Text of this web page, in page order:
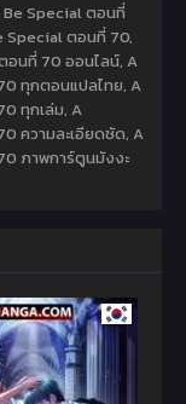
Be Special ตอนที่
Special ตอนที่ 70,
อนที่ 70 ออนไลน์, A
ทุกตอนแปลไทย, A
ทุกเล่ม, A
ความละเอียดชัด, A
ภาพการ์ตูนมังงะ